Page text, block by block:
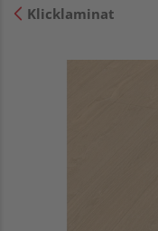
Klicklaminat